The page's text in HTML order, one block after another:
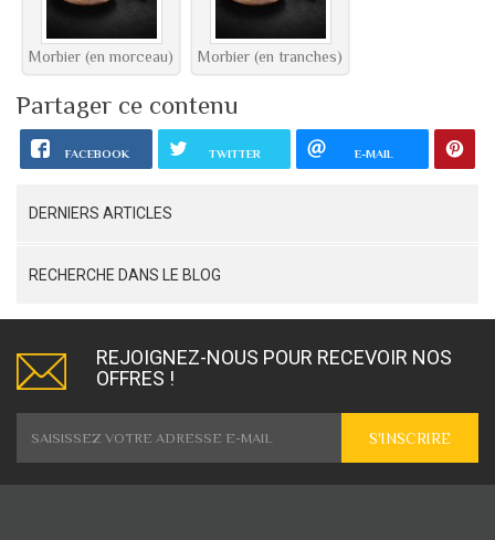
Morbier (en morceau) Morbier (en tranches)
Partager ce contenu
FACEBOOK TWITTER E-MAIL
DERNIERS ARTICLES
RECHERCHE DANS LE BLOG
REJOIGNEZ-NOUS POUR RECEVOIR NOS
OFFRES !
S'INSCRIRE